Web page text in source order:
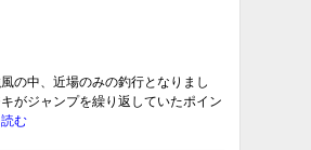
の中、近場のみの釣行となりまし
がジャンプを繰り返していたポイン
む